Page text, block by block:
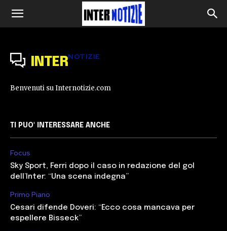
INTERNOTIZIE
Benvenuti su Internotizie.com
TI PUO' INTERESSARE ANCHE
Focus
Sky Sport, Ferri dopo il caso in redazione del gol
dell’Inter: “Una scena indegna”
Primo Piano
Cesari difende Doveri: “Ecco cosa mancava per
espellere Bisseck”